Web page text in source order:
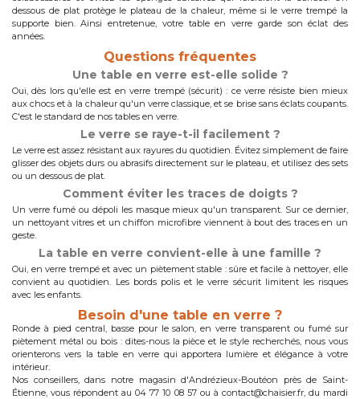
dessous de plat protège le plateau de la chaleur, même si le verre trempé la
supporte bien. Ainsi entretenue, votre table en verre garde son éclat des
années.
Questions fréquentes
Une table en verre est-elle solide ?
Oui, dès lors qu'elle est en verre trempé (sécurit) : ce verre résiste bien mieux
aux chocs et à la chaleur qu'un verre classique, et se brise sans éclats coupants.
C'est le standard de nos tables en verre.
Le verre se raye-t-il facilement ?
Le verre est assez résistant aux rayures du quotidien. Évitez simplement de faire
glisser des objets durs ou abrasifs directement sur le plateau, et utilisez des sets
ou un dessous de plat.
Comment éviter les traces de doigts ?
Un verre fumé ou dépoli les masque mieux qu'un transparent. Sur ce dernier,
un nettoyant vitres et un chiffon microfibre viennent à bout des traces en un
geste.
La table en verre convient-elle à une famille ?
Oui, en verre trempé et avec un piètement stable : sûre et facile à nettoyer, elle
convient au quotidien. Les bords polis et le verre sécurit limitent les risques
avec les enfants.
Besoin d'une table en verre ?
Ronde à pied central, basse pour le salon, en verre transparent ou fumé sur
piètement métal ou bois : dites-nous la pièce et le style recherchés, nous vous
orienterons vers la table en verre qui apportera lumière et élégance à votre
intérieur.
Nos conseillers, dans notre magasin d'Andrézieux-Boutéon près de Saint-
Étienne, vous répondent au 04 77 10 08 57 ou à contact@chaisier.fr, du mardi